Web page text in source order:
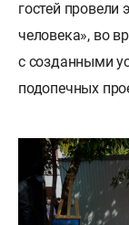
гостей
человека», во
с созданными
подопечных